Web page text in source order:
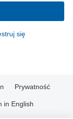
się
Prywatność
in English